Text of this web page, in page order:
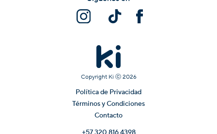
Copyright Ki ⓒ 2026
Política de Privacidad
Términos y Condiciones
Contacto